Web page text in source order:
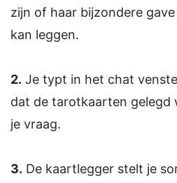
zijn of haar bijzondere
kan leggen.
2. Je typt in het chat
dat de tarotkaarten gelegd
je vraag.
3. De kaartlegger stelt je